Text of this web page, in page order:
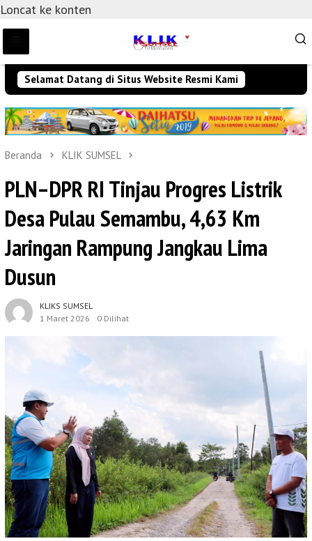
Loncat ke konten
Selamat Datang di Situs Website Resmi Kami
Beranda KLIK SUMSEL
PLN–DPR RI Tinjau Progres Listrik
Desa Pulau Semambu, 4,63 Km
Jaringan Rampung Jangkau Lima
Dusun
KLIKS SUMSEL
1 Maret 2026
0 Dilihat